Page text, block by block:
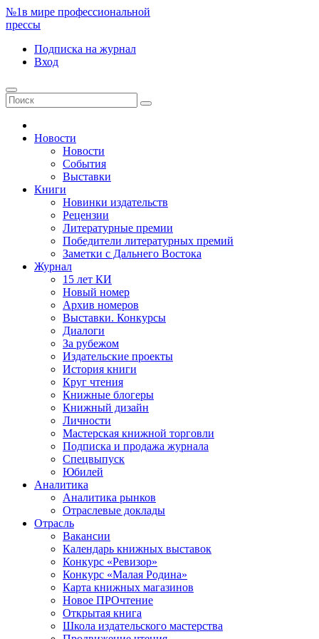
№1в мире профессиональной
прессы
Подписка на журнал
Вход
Новости
Новости
События
Выставки
Книги
Новинки издательств
Рецензии
Литературные премии
Победители литературных премий
Заметки с Дальнего Востока
Журнал
15 лет КИ
Новый номер
Архив номеров
Выставки. Конкурсы
Диалоги
За рубежом
Издательские проекты
История книги
Круг чтения
Книжные блогеры
Книжный дизайн
Личности
Мастерская книжной торговли
Подписка и продажа журнала
Спецвыпуск
Юбилей
Аналитика
Аналитика рынков
Отраслевые доклады
Отрасль
Вакансии
Календарь книжных выставок
Конкурс «Ревизор»
Конкурс «Малая Родина»
Карта книжных магазинов
Новое ПРОчтение
Открытая книга
Школа издательского мастерства